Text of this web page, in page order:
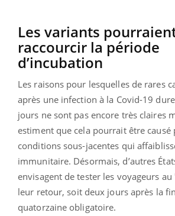
Les variants
raccourcir la période
d’incubation
Les raisons pour lesquelles de rares
après une infection à la Covid-19
jours ne sont pas encore très claires
estiment que cela pourrait être causé
conditions sous-jacentes qui
immunitaire. Désormais, d’autres
envisagent de tester les voyageurs
leur retour, soit deux jours après la
quatorzaine obligatoire.